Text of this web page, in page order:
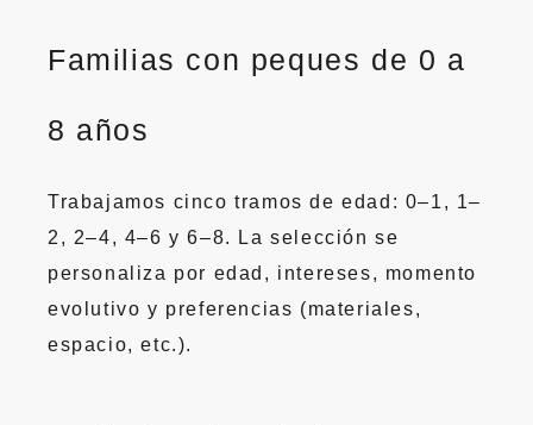
Familias con peques de 0 a
8 años
Trabajamos cinco tramos de edad: 0–1, 1–
2, 2–4, 4–6 y 6–8. La selección se
personaliza por edad, intereses, momento
evolutivo y preferencias (materiales,
espacio, etc.).